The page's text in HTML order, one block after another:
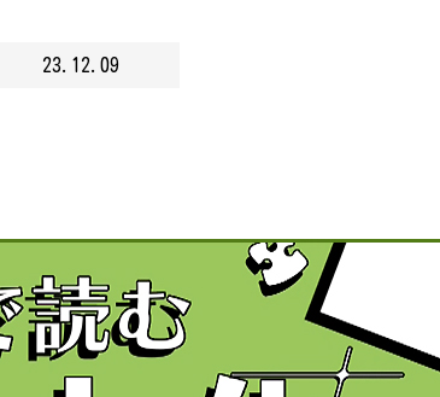
23.12.09